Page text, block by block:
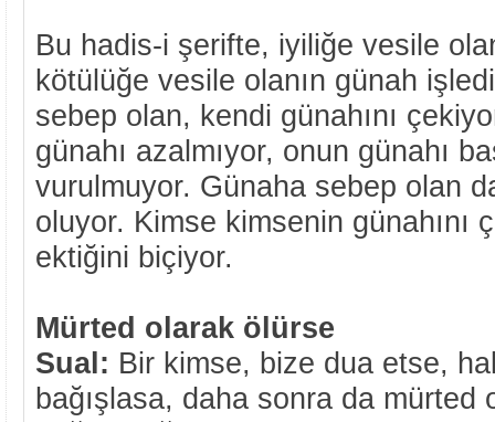
Bu hadis-i şerifte, iyiliğe vesile
kötülüğe vesile olanın günah
sebep olan, kendi günahını
günahı azalmıyor, onun günahı
vurulmuyor. Günaha sebep olan
oluyor. Kimse kimsenin günahını
ektiğini biçiyor.
Mürted olarak ölürse
Sual: Bir kimse, bize dua etse,
bağışlasa, daha sonra da mürted